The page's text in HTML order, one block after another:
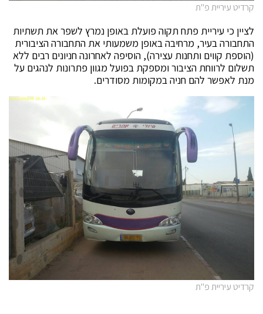
קרדיט עיריית פ"ת
לציין כי עיריית פתח תקוה פועלת באופן נמרץ לשפר את תשתיות
התחבורה בעיר, מרחיבה באופן משמעותי את התחבורה הציבורית
(הוספת קווים ותחנות עצירה), הוסיפה לאחרונה חניונים רבים ללא
תשלום לרווחת הציבור ומספקת בפועל מגוון פתרונות לנהגים על
מנת לאפשר להם חניה במקומות מסודרים.
קרדיט עיריית פ"ת